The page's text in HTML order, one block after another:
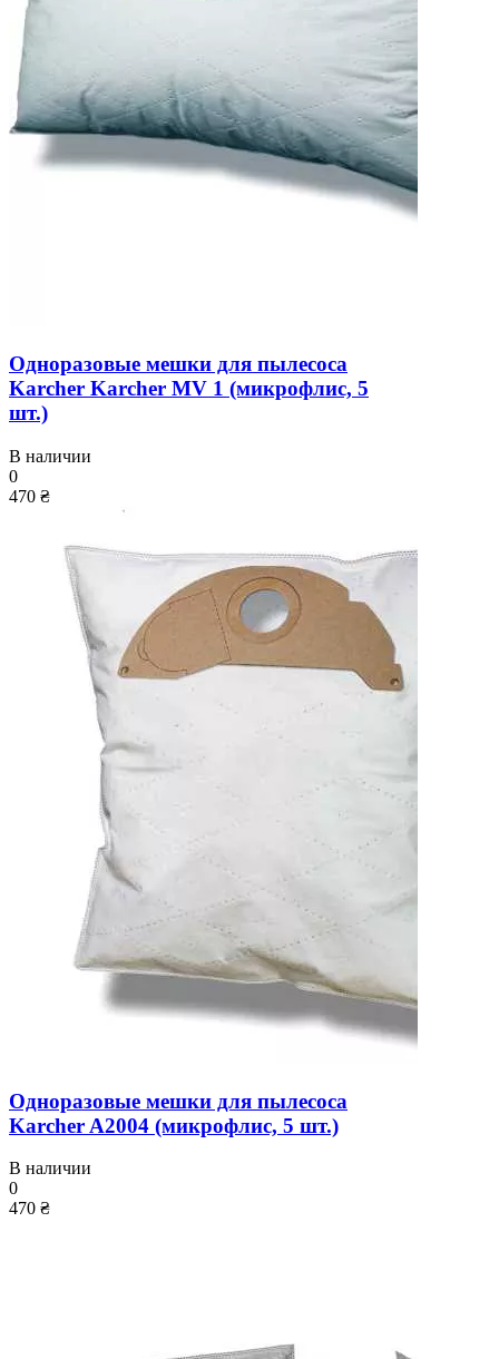
Одноразовые мешки для пылесоса
Karcher Karcher MV 1 (микрофлис, 5
шт.)
В наличии
0
470 ₴
Одноразовые мешки для пылесоса
Karcher A2004 (микрофлис, 5 шт.)
В наличии
0
470 ₴